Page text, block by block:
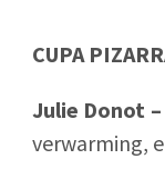
CUPA
Julie Donot –
verwarming,